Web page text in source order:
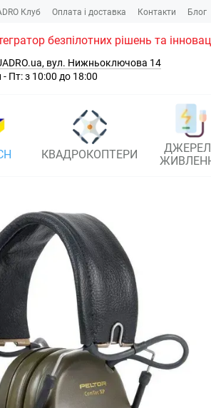
Клуб Оплата і доставка Контакти Блог
безпілотних рішень та
вул. Нижньоключова 14
- Пт: з 10:00 до 18:00
КВАДРОКОПТЕРИ